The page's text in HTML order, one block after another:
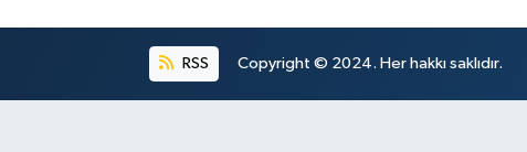
RSS Copyright © 2024. Her hakkı saklıdır.